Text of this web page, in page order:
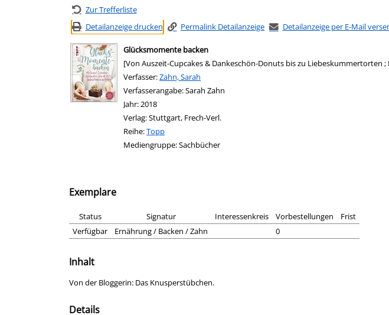
Zur Trefferliste
Detailanzeige drucken
Permalink Detailanzeige Detailanzeige per E-Mail
Glücksmomente backen
[Von Auszeit-Cupcakes & Dankeschön-Donuts bis zu Liebeskummertorten
Verfasser:Suche nach diesem Verfasser
Zahn, Sarah
Verfasserangabe:Sarah Zahn
Jahr:2018
Verlag:Stuttgart, Frech-Verl.
Reihe:Topp
Mediengruppe:Sachbücher
Exemplare
Status Signatur Interessenkreis Vorbestellungen
Frist
Verfügbar
Ernährung / Backen / Zahn 0
Inhalt
Von der Bloggerin: Das Knusperstübchen.
Details